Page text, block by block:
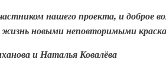
нашего проекта, и доброе
новыми неповторимыми
и Наталья Ковалёва